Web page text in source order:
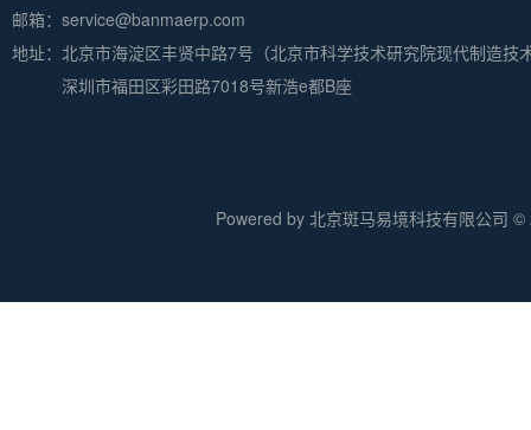
邮箱：service@banmaerp.com
地址： 北京市海淀区丰贤中路7号（北京市科学技术研究院现代制造技
深圳市福田区彩田路7018号新浩e都B座
Powered by 北京斑马易境科技有限公司